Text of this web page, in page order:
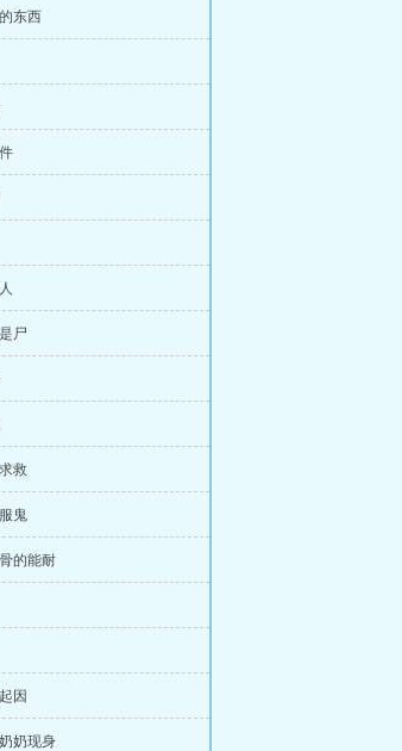
东西
尸
救
鬼
的能耐
因
奶现身